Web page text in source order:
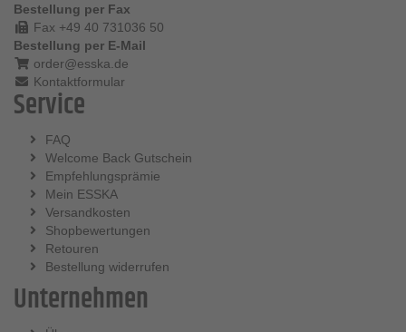
Bestellung per Fax
Fax +49 40 731036 50
Bestellung per E-Mail
order@esska.de
Kontaktformular
Service
FAQ
Welcome Back Gutschein
Empfehlungsprämie
Mein ESSKA
Versandkosten
Shopbewertungen
Retouren
Bestellung widerrufen
Unternehmen